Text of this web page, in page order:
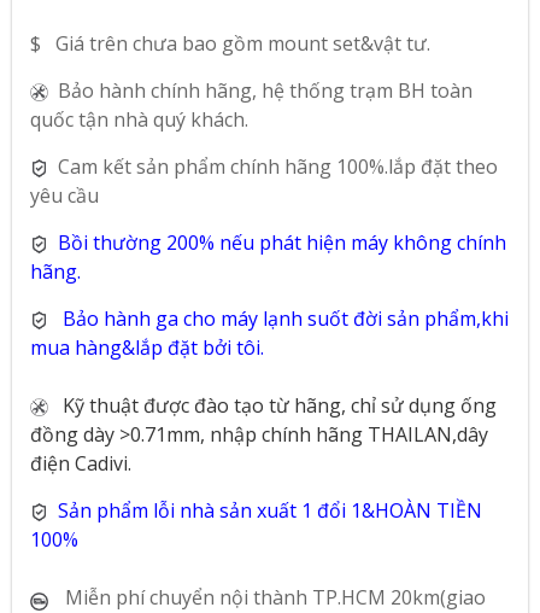
$ Giá trên chưa bao gồm mount set&vật tư.
Bảo hành chính hãng, hệ thống trạm BH toàn
quốc tận nhà quý khách.
Cam kết sản phẩm chính hãng 100%.lắp đặt theo
yêu cầu
Bồi thường 200% nếu phát hiện máy không chính
hãng.
Bảo hành ga cho máy lạnh suốt đời sản phẩm,khi
mua hàng&lắp đặt bởi tôi.
Kỹ thuật được đào tạo từ hãng, chỉ sử dụng ống
đồng dày >0.71mm, nhập chính hãng THAILAN,dây
điện Cadivi.
Sản phẩm lỗi nhà sản xuất 1 đổi 1&HOÀN TIỀN
100%
Miễn phí chuyển nội thành TP.HCM 20km(giao